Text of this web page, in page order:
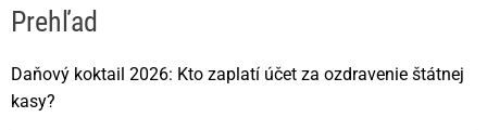
Prehľad
Daňový koktail 2026: Kto zaplatí účet za ozdravenie štátnej
kasy?